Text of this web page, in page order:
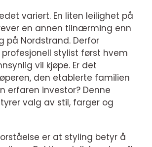
variert. En liten leilighet på
en annen tilnærming enn
på Nordstrand. Derfor
stylist først hvem
vil kjøpe. Er det
den etablerte familien
erfaren investor? Denne
valg av stil, farger og
er at styling betyr å